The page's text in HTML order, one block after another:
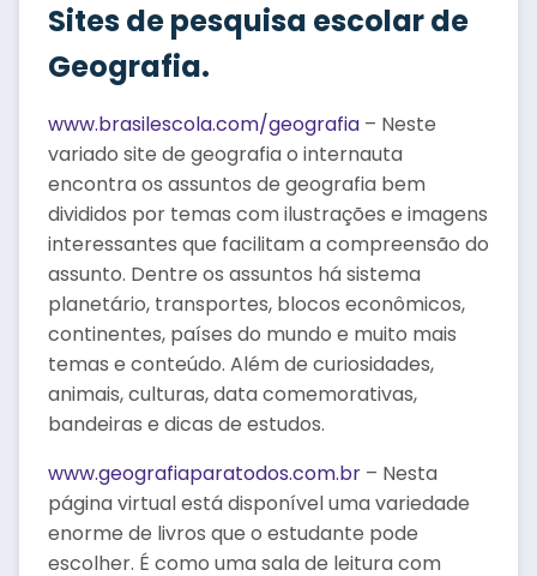
Sites de pesquisa escolar de
Geografia.
www.brasilescola.com/geografia – Neste
variado site de geografia o internauta
encontra os assuntos de geografia bem
divididos por temas com ilustrações e imagens
interessantes que facilitam a compreensão do
assunto. Dentre os assuntos há sistema
planetário, transportes, blocos econômicos,
continentes, países do mundo e muito mais
temas e conteúdo. Além de curiosidades,
animais, culturas, data comemorativas,
bandeiras e dicas de estudos.
www.geografiaparatodos.com.br – Nesta
página virtual está disponível uma variedade
enorme de livros que o estudante pode
escolher. É como uma sala de leitura com